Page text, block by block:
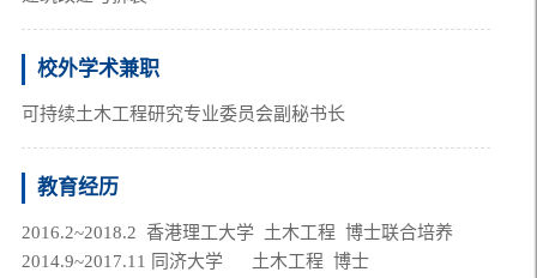
校外学术兼职
可持续土木工程研究专业委员会副秘书长
教育经历
2016.2~2018.2  香港理工大学  土木工程  博士联合培养
2014.9~2017.11 同济大学      土木工程  博士